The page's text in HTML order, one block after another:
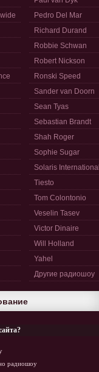
Pedro Del Mar
Richard Durand
Robbie Schwan
Robert Nickson
Ronski Speed
Sander van Doorn
Sean Tyas
Sebastian Brandt
Shah Roger
Sophie Sugar
Solaris International
Tiesto
Tom Colontonio
Veselin Tasev
Victor Dinaire
Will Holland
Yahel
Другие радиошоу
радиошоу